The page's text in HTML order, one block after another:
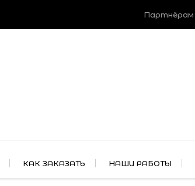
Партнёрам
КАК ЗАКАЗАТЬ НАШИ РАБОТЫ